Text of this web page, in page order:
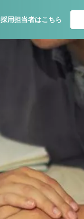
採用担当者はこちら